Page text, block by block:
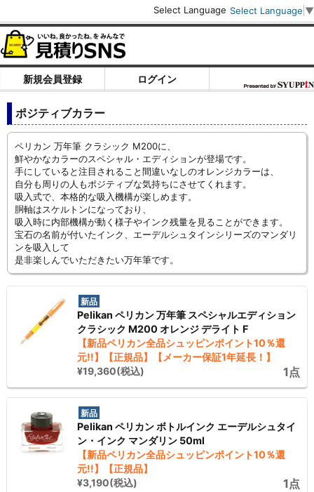
Select Language Select Language ▼
新規会員登録 ログイン
ポジティブカラー
ペリカン 万年筆 クラシック M200に、
鮮やかなカラーのスペシャル・エディションが登場です。
手にしていると注目されること間違いなしのオレンジカラーは、
自分も周りの人もポジティブな気持ちにさせてくれます。
吸入式で、本格的な吸入機構が楽しめます。
胴軸はスケルトンになっており、
吸入時に内部機構が動く様子やインク残量を見ることができます。
宝石の名前が付いたインク、エーデルシュタインシリーズのマンダリ
ンを吸入して
是非楽しんでいただきたい万年筆です。
新品
Pelikan ペリカン 万年筆 スペシャルエディション
クラシック M200 オレンジ デライト F
【新品ペリカン全品シュッピンポイント10％還
元!!】【正規品】【メーカー保証1年延長！】
¥19,360(税込)
1点
新品
Pelikan ペリカン ボトルインク エーデルシュタイ
ン・インク マンダリン 50ml
【新品ペリカン全品シュッピンポイント10％還
元!!】【正規品】
¥3,190(税込)
1点